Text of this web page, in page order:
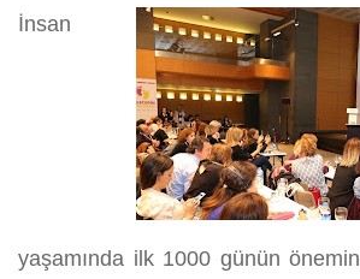
HAYATIMIZI
ŞEKİLLENDİRİYOR
üzerine
İnsan
yaşamında ilk 1000 günün